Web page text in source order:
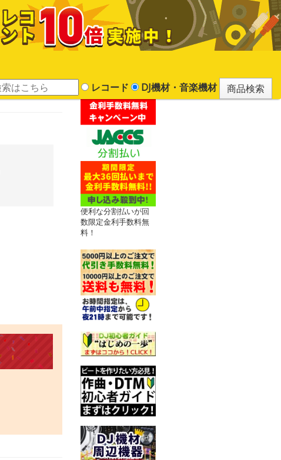
レコード DJ機材・音楽機材
便利な分割払いが回
数限定金利手数料無
料！